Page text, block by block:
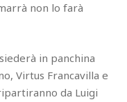
non lo farà
in panchina
Virtus Francavilla e
da Luigi